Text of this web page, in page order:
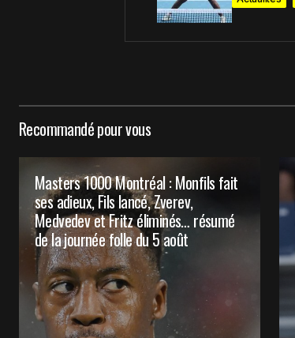
Prévenez-moi de tous
Prévenez-moi de tous
Submit Comment
Recommandé pour vous
Masters 1000 Montréal : Monfils fait
ses adieux, Fils lancé, Zverev,
Medvedev et Fritz éliminés… résumé
de la journée folle du 5 août